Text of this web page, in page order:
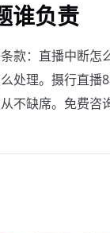
谁负责
款：直播中断怎
处理。摄行直播
不缺席。免费咨